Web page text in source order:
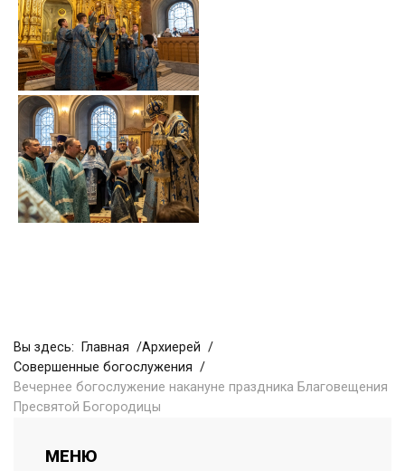
Вы здесь: Главная
Архиерей
Совершенные богослужения
Вечернее богослужение накануне праздника Благовещения
Пресвятой Богородицы
МЕНЮ